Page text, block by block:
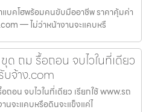
แบคโฮพร้อมคนขับมืออาชีพ ราคาคุ้มค่า
— ไม่ว่าหน้างานจะแคบหรื
ด ถม รื้อถอน จบไวในที่เดียว
บจ้าง.com
อน จบไวในที่เดียว เรียกใช้ www.รถ
นจะแคบหรือดินจะแข็งแค่ไ